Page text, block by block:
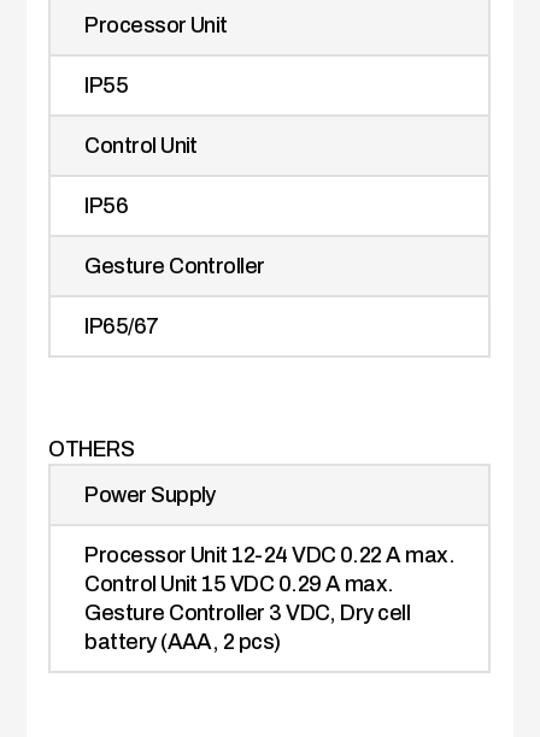
Processor Unit
IP55
Control Unit
IP56
Gesture Controller
IP65/67
OTHERS
Power Supply
Processor Unit 12-24 VDC 0.22 A max.
Control Unit 15 VDC 0.29 A max.
Gesture Controller 3 VDC, Dry cell
battery (AAA, 2 pcs)